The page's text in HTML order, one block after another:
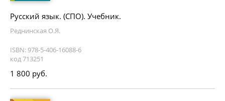
Русский язык. (СПО). Учебник.
Реднинская О.Я.
ISBN: 978-5-406-16088-6
код 713251
1 800 руб.